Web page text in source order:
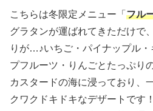
こちらは冬限定メニュー「 フル
グラタンが運ばれてきただけで
りが…♪いちご・パイナップル
プフルーツ・りんごとたっぷり
カスタードの海に浸っており、
クワクドキドキなデザートです